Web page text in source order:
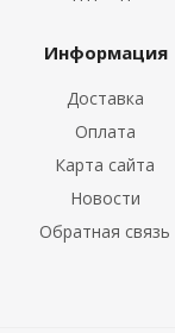
Информация
Доставка
Оплата
Карта сайта
Новости
Обратная связь